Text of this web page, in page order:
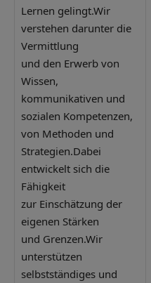
Lernen gelingt.Wir
verstehen darunter die
Vermittlung
und den Erwerb von
Wissen,
kommunikativen und
sozialen Kompetenzen,
von Methoden und
Strategien.Dabei
entwickelt sich die
Fähigkeit
zur Einschätzung der
eigenen Stärken
und Grenzen.Wir
unterstützen
selbstständiges und